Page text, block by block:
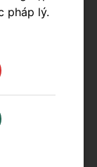
pháp lý.